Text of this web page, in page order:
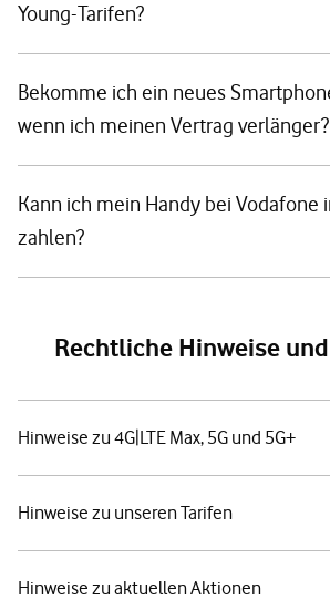
Young-Tarifen?
Bekomme ich ein neues
wenn ich meinen Vertrag verlänger?
Kann ich mein Handy bei Vodafone
zahlen?
Rechtliche Hinweise
Hinweise zu 4G|LTE Max, 5G und 5G+
Hinweise zu unseren Tarifen
Hinweise zu aktuellen Aktionen